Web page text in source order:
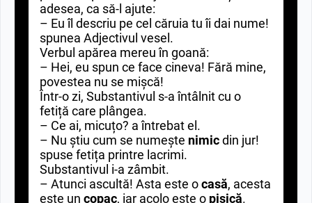
adesea, ca să-l ajute:
– Eu îl descriu pe cel căruia tu îi dai nume!
spunea Adjectivul vesel.
Verbul apărea mereu în goană:
– Hei, eu spun ce face cineva! Fără mine,
povestea nu se mișcă!
Într-o zi, Substantivul s-a întâlnit cu o
fetiță care plângea.
– Ce ai, micuțo? a întrebat el.
– Nu știu cum se numește nimicdin jur!
spuse fetița printre lacrimi.
Substantivul i-a zâmbit.
– Atunci ascultă! Asta este ocasă, acesta
este un copac, iar acolo este o pisică.